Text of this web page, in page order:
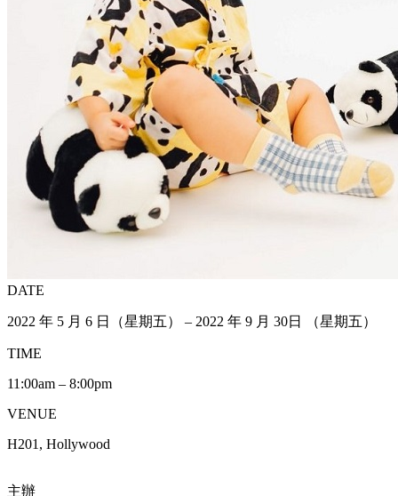
DATE
2022 年 5 月 6 日（星期五） – 2022 年 9 月 30日 （星期五）
TIME
11:00am – 8:00pm
VENUE
H201, Hollywood
主辦